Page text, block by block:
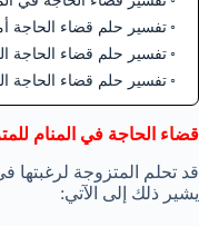
تفسير حلم قضاء
تفسير حلم قضاء الحاجة
تفسير حلم قضاء الحاجة
قضاء الحاجة في المنام
قد تحلم المتزوجة لرغبتها
يشير ذلك إلى الآتي: